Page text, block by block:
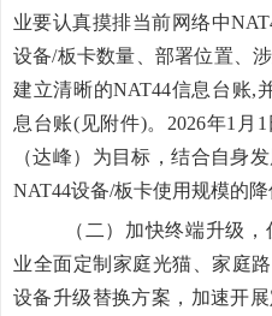
业要认真摸排当前网络中
设备/板卡数量、部署位置、
建立清晰的NAT44信息台账,
息台账(见附件)。2026年1月
（达峰）为目标，结合自身
NAT44设备/板卡使用规模的降
（二）加快终端升级，
业全面定制家庭光猫、家庭
设备升级替换方案，加速开